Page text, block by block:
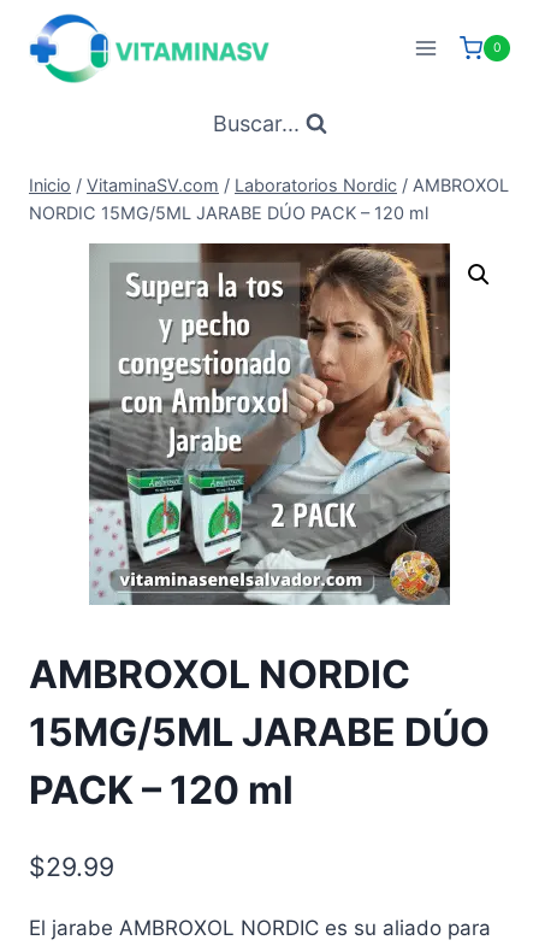
Saltar
contenido
0
Buscar...
Inicio / VitaminaSV.com / Laboratorios Nordic / AMBROXOL
NORDIC 15MG/5ML JARABE DÚO PACK – 120 ml
AMBROXOL NORDIC
15MG/5ML JARABE DÚO
PACK – 120 ml
$29.99
El jarabe AMBROXOL NORDIC es su aliado para